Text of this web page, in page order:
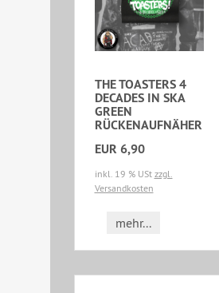
THE TOASTERS 4
DECADES IN SKA
GREEN
RÜCKENAUFNÄHER
EUR 6,90
inkl. 19 % USt zzgl.
Versandkosten
mehr...